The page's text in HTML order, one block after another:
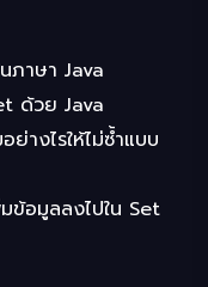
าษา Java
ด้วย Java
างไรให้ไม่ซ้ำแบบ
ข้อมูลลงไปใน Set